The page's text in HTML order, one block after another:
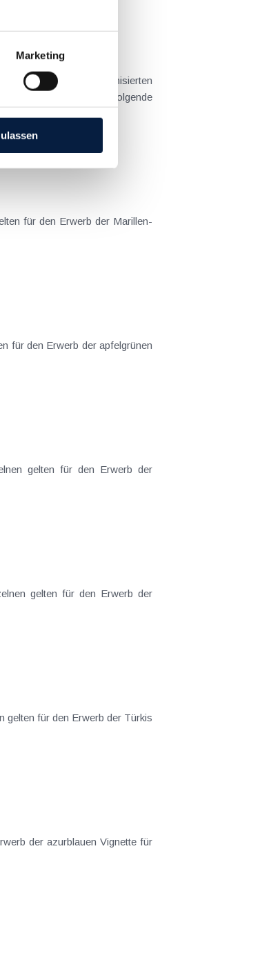
Marketing
an den harmonisierten
Gesamtgewicht folgende
für den Erwerb der Marillen-
für den Erwerb der apfelgrünen